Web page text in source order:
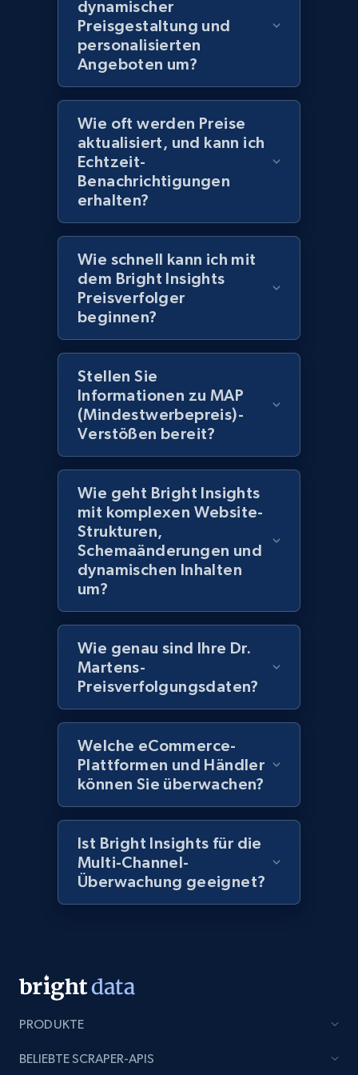
2.1K+ 355+ Jetzt anfangen
Title, Seller name, Brand, Description, Initial
price, Currency, Availability, Reviews count, and
2.1K+ 375+
Amazon products global dataset - Collects
products by specific category URL
Title, Seller name, Brand, Description, Initial
price, Currency, Availability, Reviews count, and
more.
2.1K+ 375+ Jetzt anfangen
Amazon products global dataset -
Collecting products by keyword search
Title, Seller name, Brand, Description, Initial
price, Currency, Availability, Reviews count, and
Amazon products global dataset - Collects
Title, Seller name, Brand, Description, Initial
price, Currency, Availability, Reviews count, and
2.1K+ 375+ Jetzt anfangen
Amazon products global dataset - Collect
Amazon products by seller URL
dynamischer
Preisgestaltung und
personalisierten
Angeboten um?
Wie oft werden Preise
aktualisiert, und kann ich
Echtzeit-
Benachrichtigungen
erhalten?
Wie schnell kann ich mit
dem Bright Insights
Preisverfolger
beginnen?
Stellen Sie
Informationen zu MAP
(Mindestwerbepreis)-
Verstößen bereit?
Wie geht Bright Insights
mit komplexen Website-
Strukturen,
Schemaänderungen und
dynamischen Inhalten
um?
Wie genau sind Ihre Dr.
Martens-
Preisverfolgungsdaten?
Welche eCommerce-
Plattformen und Händler
können Sie überwachen?
Ist Bright Insights für die
Multi-Channel-
Überwachung geeignet?
PRODUKTE
BELIEBTE SCRAPER-APIS